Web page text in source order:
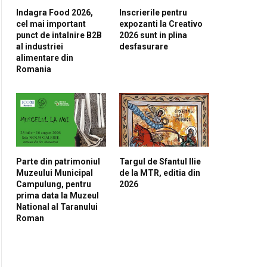
Indagra Food 2026,
cel mai important
punct de intalnire B2B
al industriei
alimentare din
Romania
Inscrierile pentru
expozanti la Creativo
2026 sunt in plina
desfasurare
Parte din patrimoniul
Muzeului Municipal
Campulung, pentru
prima data la Muzeul
National al Taranului
Roman
Targul de Sfantul Ilie
de la MTR, editia din
2026